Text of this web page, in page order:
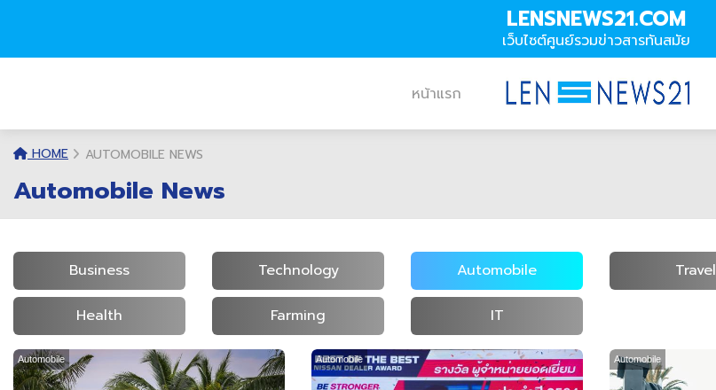
LENSNEWS21.COM
เว็บไซต์ศูนย์รวมข่าวสารทันสมัย
หน้าแรก
HOME AUTOMOBILE NEWS
Automobile News
Business Technology Automobile Travel
Health Farming IT
Automobile Automobile Automobile